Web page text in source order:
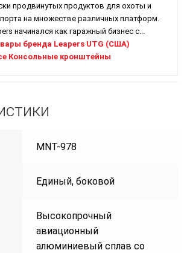
продвинутых продуктов для охоты и
на множестве различных платформ.
начинался как гаражный бизнес с...
бренда Leapers UTG (США)
Консольные кронштейны
MNT-978
Единый, боковой
Высокопрочный
авиационный
алюминиевый сплав со